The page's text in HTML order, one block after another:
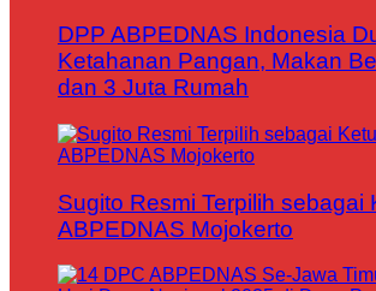
DPP ABPEDNAS Indonesia
Ketahanan Pangan, Makan
dan 3 Juta Rumah
Sugito Resmi Terpilih sebagai
ABPEDNAS Mojokerto